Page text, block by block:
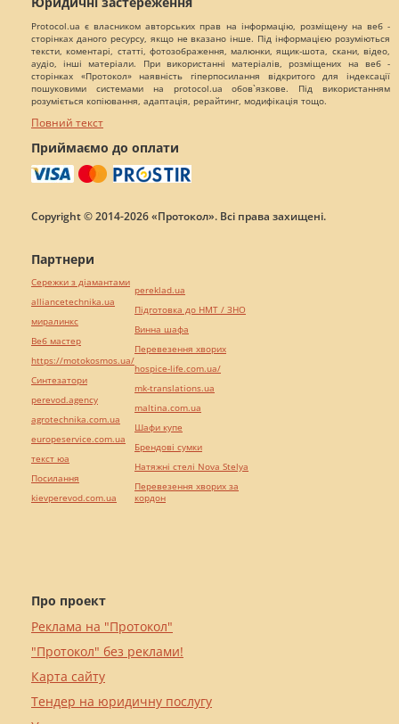
Protocol.ua є власником авторських прав на інформацію, розміщену на веб -
сторінках даного ресурсу, якщо не вказано інше. Під інформацією розуміються
тексти, коментарі, статті, фотозображення, малюнки, ящик-шота, скани, відео,
аудіо, інші матеріали. При використанні матеріалів, розміщених на веб -
сторінках «Протокол» наявність гіперпосилання відкритого для індексації
пошуковими системами на protocol.ua обов`язкове. Під використанням
розуміється копіювання, адаптація, рерайтинг, модифікація тощо.
Повний текст
Приймаємо до оплати
Copyright © 2014-2026 «Протокол». Всі права захищені.
Про проект
Реклама на "Протокол"
"Протокол" без реклами!
Карта сайту
Тендер на юридичну послугу
Партнери
Сережки з діамантами
alliancetechnika.ua
миралинкс
Веб мастер
https://motokosmos.ua/
Синтезатори
perevod.agency
agrotechnika.com.ua
europeservice.com.ua
текст юа
Посилання
kievperevod.com.ua
pereklad.ua
Підготовка до НМТ / ЗНО
Винна шафа
Перевезення хворих
hospice-life.com.ua/
mk-translations.ua
maltina.com.ua
Шафи купе
Брендові сумки
Натяжні стелі Nova Stelya
Перевезення хворих за
кордон